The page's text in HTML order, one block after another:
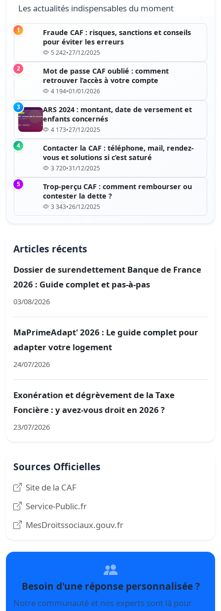
Les actualités indispensables du moment
1
Fraude CAF : risques, sanctions et conseils
pour éviter les erreurs
5 242•27/12/2025
2
Mot de passe CAF oublié : comment
retrouver l’accès à votre compte
4 194•01/01/2026
3
ARS 2024 : montant, date de versement et
enfants concernés
4 173•27/12/2025
4
Contacter la CAF : téléphone, mail, rendez-
vous et solutions si c’est saturé
3 720•31/12/2025
5
Trop-perçu CAF : comment rembourser ou
contester la dette ?
3 343•26/12/2025
Articles récents
Dossier de surendettement Banque de France
2026 : Guide complet et pas-à-pas
03/08/2026
MaPrimeAdapt' 2026 : Le guide complet pour
adapter votre logement
24/07/2026
Exonération et dégrèvement de la Taxe
Foncière : y avez-vous droit en 2026 ?
23/07/2026
Sources Officielles
Site de la CAF
Service-Public.fr
MesDroitssociaux.gouv.fr
Besoin d'une réponse personnalisée ?
Notre communauté et nos experts sont là pour